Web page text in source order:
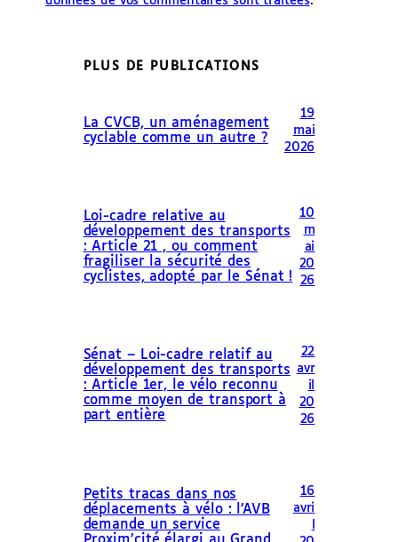
PLUS DE PUBLICATIONS
La CVCB, un aménagement
cyclable comme un autre ?
19
mai
2026
Loi-cadre relative au
développement des transports
: Article 21 , ou comment
fragiliser la sécurité des
cyclistes, adopté par le Sénat !
10
m
ai
20
26
Sénat – Loi-cadre relatif au
développement des transports
: Article 1er, le vélo reconnu
comme moyen de transport à
part entière
22
avr
il
20
26
Petits tracas dans nos
déplacements à vélo : l’AVB
demande un service
16
avri